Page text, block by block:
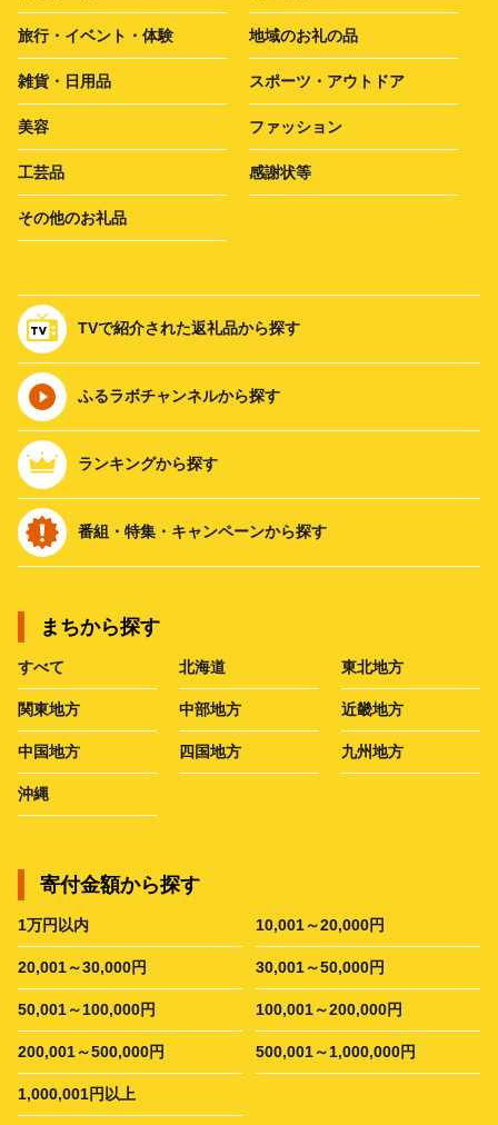
旅行・イベント・体験 地域のお礼の品
雑貨・日用品 スポーツ・アウトドア
美容 ファッション
工芸品 感謝状等
その他のお礼品
TVで紹介された返礼品から探す
ふるラボチャンネルから探す
ランキングから探す
番組・特集・キャンペーンから探す
まちから探す
すべて 北海道 東北地方
関東地方 中部地方 近畿地方
中国地方 四国地方 九州地方
沖縄
寄付金額から探す
1万円以内 10,001～20,000円
20,001～30,000円 30,001～50,000円
50,001～100,000円 100,001～200,000円
200,001～500,000円 500,001～1,000,000円
1,000,001円以上